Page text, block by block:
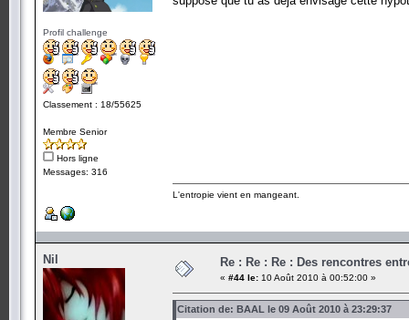
Profil challenge
Classement : 18/55625
Membre Senior
Hors ligne
Messages: 316
L'entropie vient en mangeant.
Nil Re : Re : Re : Des rencontres
« #44 le: 10 Août 2010 à 00:52:00 »
Citation de: BAAL le 09 Août 2010 à 23:29:37